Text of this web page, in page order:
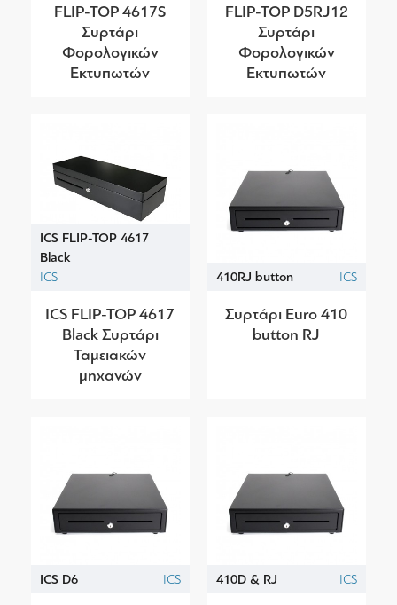
FLIP-TOP 4617S
Συρτάρι
Φορολογικών
Εκτυπωτών
FLIP-TOP D5RJ12
Συρτάρι
Φορολογικών
Εκτυπωτών
ICS FLIP-TOP 4617
Black
ICS
ICS FLIP-TOP 4617
Black Συρτάρι
Ταμειακών
μηχανών
410RJ button ICS
Συρτάρι Euro 410
button RJ
ICS D6 ICS 410D & RJ ICS